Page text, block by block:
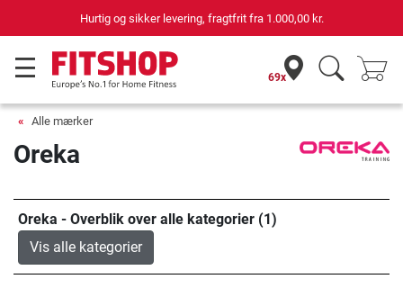
Hurtig og sikker levering, fragtfrit fra 1.000,00 kr.
69x
Alle mærker
Oreka
Oreka - Overblik over alle kategorier (1)
Vis alle kategorier